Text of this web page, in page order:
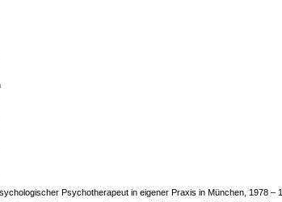
Psychotherapeut in eigener Praxis in München, 1978 –